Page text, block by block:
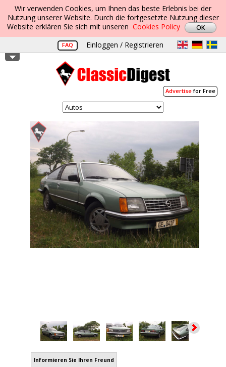
Wir verwenden Cookies, um Ihnen das beste Erlebnis bei der
Nutzung unserer Website. Durch die fortgesetzte Nutzung dieser
Website erklären Sie sich mit unseren Cookies Policy
FAQ Einloggen / Registrieren
Advertisefor Free
Informieren Sie Ihren Freund